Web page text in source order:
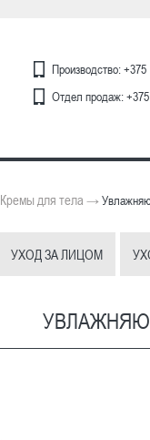
Производство:
Отдел продаж:
Кремы для тела →
УХОД ЗА ЛИЦОМ